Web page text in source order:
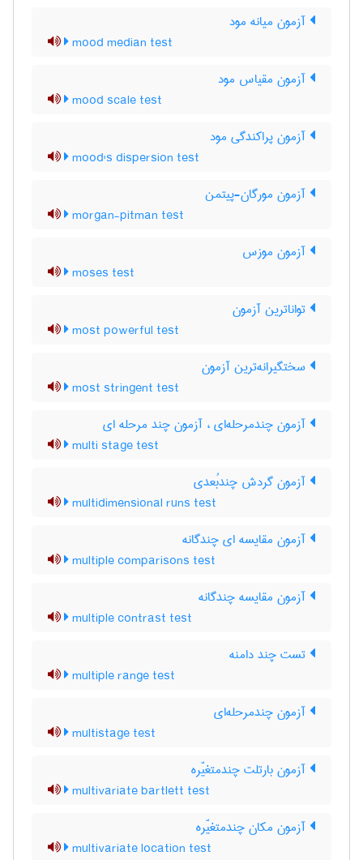
آزمون میانه مود
mood median test
آزمون مقیاس مود
mood scale test
آزمون پراکندگی مود
mood's dispersion test
آزمون مورگان-پیتمن
morgan-pitman test
آزمون موزس
moses test
تواناترین آزمون
most powerful test
سختگیرانه‌ترین آزمون
most stringent test
آزمون چندمرحله‌ای ، آزمون چند مرحله ای
multi stage test
آزمون گردش چندبُعدی
multidimensional runs test
آزمون مقایسه ای چندگانه
multiple comparisons test
آزمون مقایسه چندگانه
multiple contrast test
تست چند دامنه
multiple range test
آزمون چندمرحله‌ای
multistage test
آزمون بارتلت چندمتغیّره
multivariate bartlett test
آزمون مکان چندمتغیّره
multivariate location test